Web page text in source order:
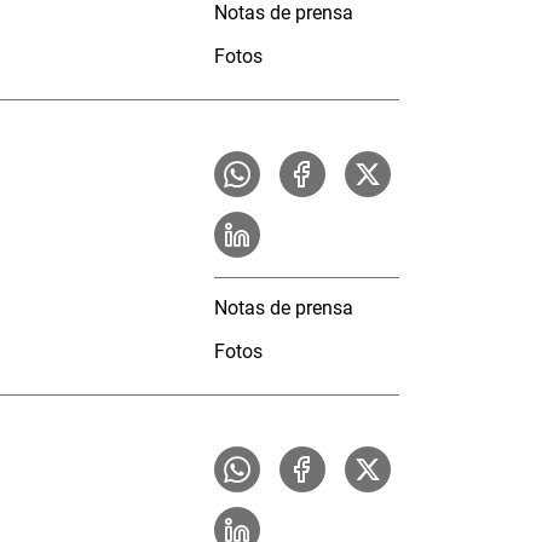
Notas de prensa
Fotos
Notas de prensa
Fotos